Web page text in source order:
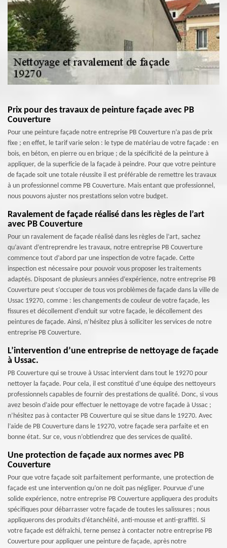
Prix pour des travaux de peinture façade avec PB
Couverture
Pour une peinture façade notre entreprise PB Couverture n’a pas de prix
fixe ; en effet, le tarif varie selon : le type de matériau de votre façade : en
bois, en béton, en pierre ou en brique ; de la spécificité de la peinture à
appliquer, de la superficie de la façade à peindre. Pour que votre peinture
de façade soit une totale réussite il est préférable de remettre les travaux
à un professionnel comme PB Couverture. Mais entant que professionnel,
nous pouvons ajuster nos prestations selon votre budget.
Ravalement de façade réalisé dans les règles de l’art
avec PB Couverture
Pour un ravalement de façade réalisé dans les règles de l’art, sachez
qu’avant d’entreprendre les travaux, notre entreprise PB Couverture
commence tout d’abord par une inspection de votre façade. Cette
inspection est nécessaire pour pouvoir vous proposer les traitements
adaptés. Disposant de plusieurs années d’expérience, notre entreprise PB
Couverture peut s’occuper de tous vos problèmes de façade dans la ville de
Ussac 19270, comme : les changements de couleur de votre façade, les
fissures et décollement d’enduit sur votre façade, le décollement des
peintures de façade. Ainsi, n’hésitez plus à solliciter les services de notre
entreprise PB Couverture.
L’intervention d’une entreprise de nettoyage de façade
à Ussac.
PB Couverture qui se trouve à Ussac intervient dans tout le 19270 pour
nettoyer la façade. Pour cela, il est constitué d’une équipe des nettoyeurs
professionnels capables de fournir des prestations de qualité. Donc, si vous
avez besoin d’aide pour effectuer le nettoyage de votre façade à Ussac ;
n’hésitez pas à contacter PB Couverture qui se situe dans le 19270. Avec
l’aide de PB Couverture dans le 19270, votre façade sera parfaite et en
bonne état. Sur ce, vous n’obtiendrez que des services de qualité.
Une protection de façade aux normes avec PB
Couverture
Pour que votre façade soit parfaitement performante, une protection de
façade est une intervention qu’on ne doit pas négliger. Pourvue d’une
solide expérience, notre entreprise PB Couverture appliquera des produits
spécifiques pour débarrasser votre façade de toutes les salissures ; nous
appliquerons des produits d’étanchéité, anti-mousse et anti-graffiti. Si
votre façade est défraîchi, terne pensez à contacter notre entreprise PB
Couverture pour appliquer une peinture de façade, après notre